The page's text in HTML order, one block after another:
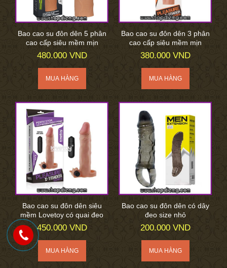
Bao cao su đôn dên 5 phân
cao cấp siêu mềm mịn
480.000 VND
Bao cao su đôn dên 3 phân
cao cấp siêu mềm mịn
380.000 VND
Bao cao su đôn dên siêu
mềm Lovetoy có quai đeo
450.000 VND
Bao cao su đôn dên có dây
đeo size nhỏ
200.000 VND